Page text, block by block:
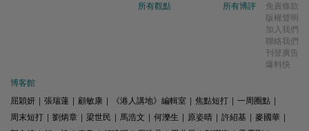
所有觀點
所有博評
免責條款
版權聲明
加入我們
聯絡我們
刊登廣告
爆料快
博客館
屈穎妍
張瑞蓮 顧敏康 《港人講地》編輯室 焦點短打 一周圈點
周末短打
劉炳章 梁世民 馬浩文 何濼生 原姿晴 許紹基 麥國華